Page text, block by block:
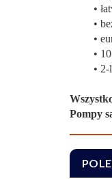
•
•
•
•
•
Pompy